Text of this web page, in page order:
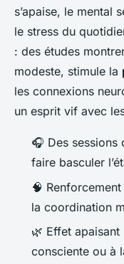
s’apaise, le mental
le stress du
: des études
modeste, stimule la
les connexions
un esprit vif avec
🎧 Des sessions
faire basculer
🧠
la coordination
🌿 Effet
consciente ou à